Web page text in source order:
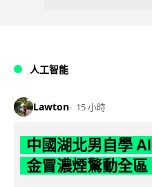
人工智能
Lawton 15 小時
中國湖北男自學
金冒濃煙驚動全區